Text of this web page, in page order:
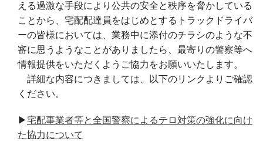
える過激な手段により公共の安全と秩序を脅かしている
ことから、宅配配達員をはじめとするトラックドライバ
ーの皆様においては、業務中に添付のチラシのような不
審に思うようなことがありましたら、最寄りの警察等へ
情報提供をいただくようご協力をお願いいたします。
詳細な内容につきましては、以下のリンクよりご確認
ください。
▶宅配事業者等と全国警察によるテロ対策の強化に向け
た協力について